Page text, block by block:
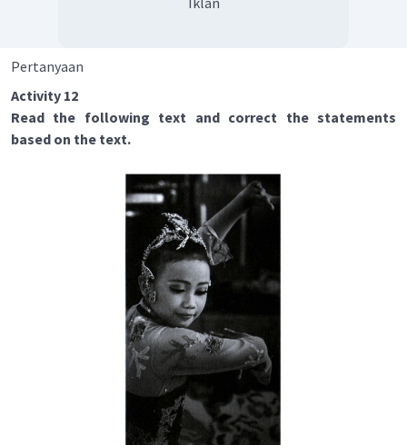
Pertanyaan
Activity 12
Read the following text and correct the statements
based on the text.